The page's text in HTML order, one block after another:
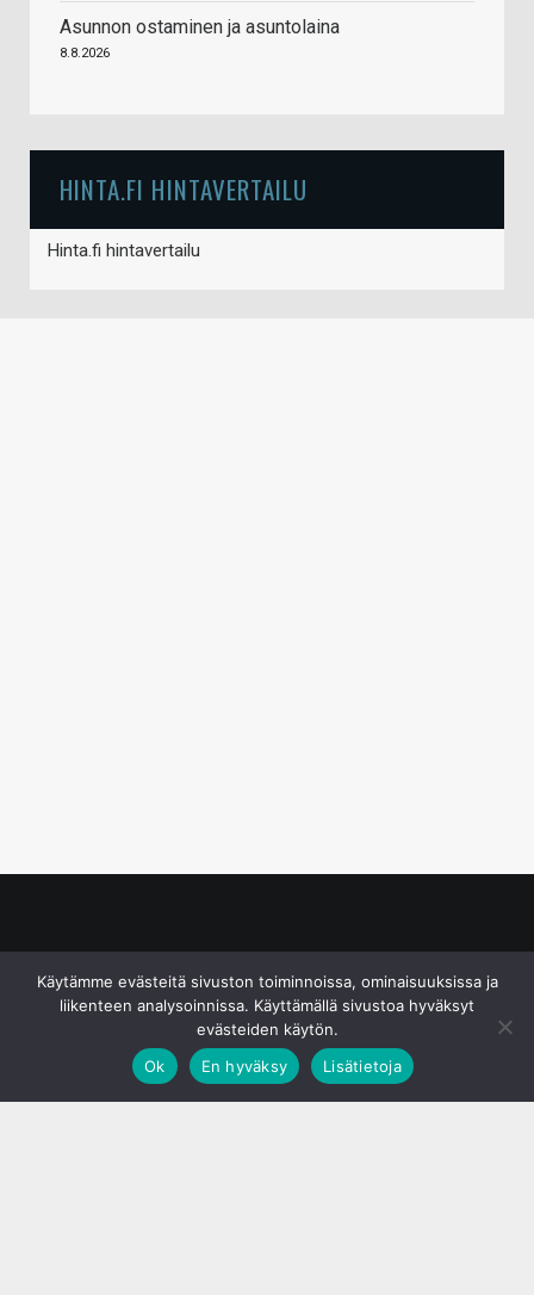
Asunnon ostaminen ja asuntolaina
8.8.2026
HINTA.FI HINTAVERTAILU
Hinta.fi hintavertailu
Käytämme evästeitä sivuston toiminnoissa, ominaisuuksissa ja
liikenteen analysoinnissa. Käyttämällä sivustoa hyväksyt
evästeiden käytön.
Ok
En hyväksy Lisätietoja